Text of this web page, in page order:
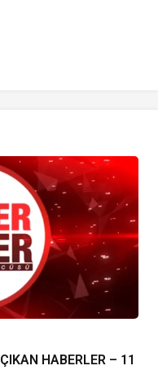
HABERLER – 11